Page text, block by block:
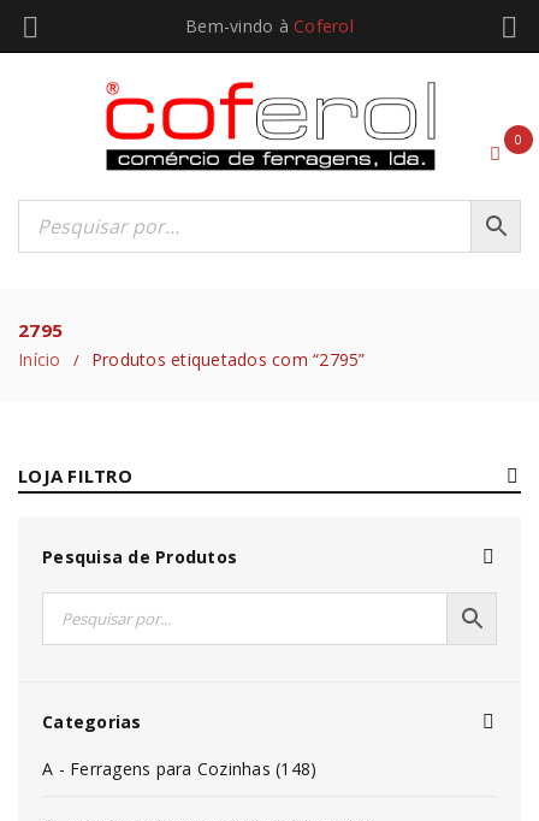
Bem-vindo à Coferol
0
2795
Início / Produtos etiquetados com “2795”
LOJA FILTRO
Pesquisa de Produtos
Categorias
A - Ferragens para Cozinhas (148)